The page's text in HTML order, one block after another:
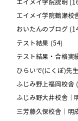
エイメイ学院説明
エイメイ学院鶴瀬校
おいたんのブログ
テスト結果 (54)
テスト結果・合格実
ひらいで(にくぽ)先
ふじみ野上福岡校舎
ふじみ野大井校舎｜
三芳藤久保校舎｜明